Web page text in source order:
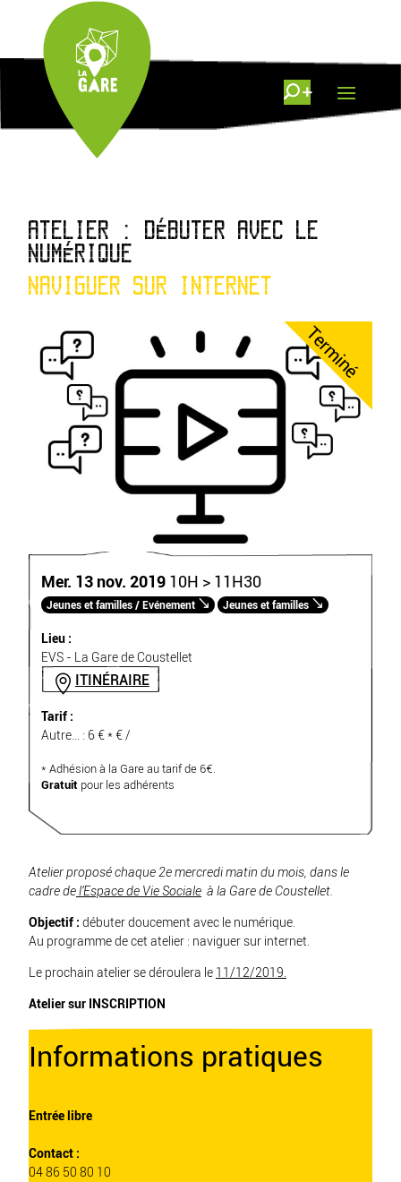
ATELIER : DÉBUTER AVEC LE
NUMÉRIQUE
NAVIGUER SUR INTERNET
Terminé
Mer. 13 nov. 2019 10H > 11H30
Jeunes et familles / Evénement Jeunes et familles
Lieu :
EVS - La Gare de Coustellet
ITINÉRAIRE
Tarif :
Autre... : 6 € * € /
* Adhésion à la Gare au tarif de 6€.
Gratuit pour les adhérents
Atelier proposé chaque 2e mercredi matin du mois, dans le
cadre del’Espace de Vie Sociale à la Gare de Coustellet.
Objectif : débuter doucement avec le numérique.
Au programme de cet atelier : naviguer sur internet.
Le prochain atelier se déroulera le 11/12/2019.
Atelier sur INSCRIPTION
Informations pratiques
Entrée libre
Contact :
04 86 50 80 10